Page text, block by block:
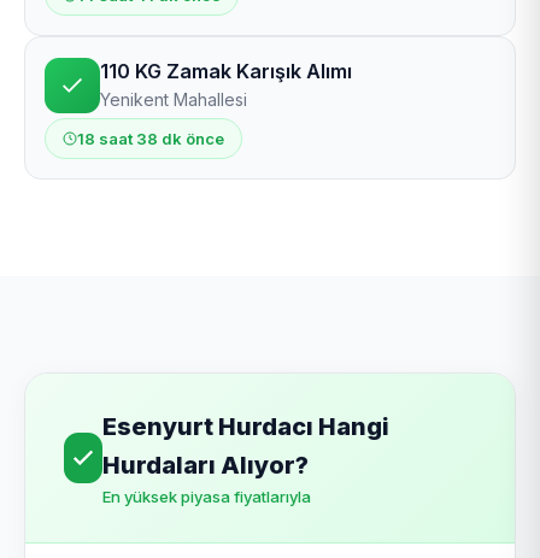
110 KG Zamak Karışık Alımı
Yenikent Mahallesi
18 saat 38 dk önce
Esenyurt Hurdacı Hangi
Hurdaları Alıyor?
En yüksek piyasa fiyatlarıyla